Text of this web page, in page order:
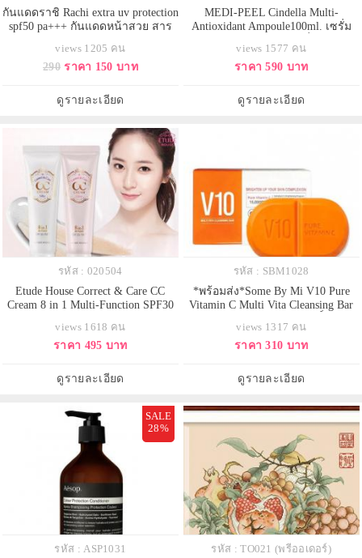
กันแดดราชิ Rachi extra uv protection
spf50 pa+++ กันแดดหน้าสวย สาร
views 1205 คน
290 ราคา 150 บาท
ดูรายละเอียด
MEDI-PEEL Cindella Multi-
Antioxidant Ampoule100ml. เซรั่ม
อนุมูลอิสระต่อต้านริ้วรอยฟื้นฟู
พร้อมช่วยปรับผิวหน้าที่หมองคล้ำให้
เปล่งปลั่ง
views 1577 คน
ราคา 590 บาท
ดูรายละเอียด
รหัส : 020504
Etude House Correct & Care CC
Cream 8 in 1 Multi-Function SPF30
in-1 ทั้งให้ความชุ่มชื้น ปกปิดรูขุมขน
และจุดด่างดำบนใบหน้า ช่วยปกป้อง
ช่วยบำรุงผิวหน้า ให้ผิวเรียบเนียน
views 1618 คน
ราคา 495 บาท
ดูรายละเอียด
รหัส : SBM1028
*พร้อมส่ง*Some By Mi V10 Pure
Vitamin C Multi Vita Cleansing Bar
ทำความสะอาดได้อย่างหมดจด ลด
รอยสิว จุดด่างดำ เผยผิวขาวสะอาด
views 1317 คน
ราคา 310 บาท
ดูรายละเอียด
SALE
28%
รหัส : ASP1031
รหัส : TO021 (พรีออเดอร์)